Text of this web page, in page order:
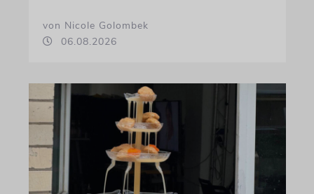
von Nicole Golombek
06.08.2026